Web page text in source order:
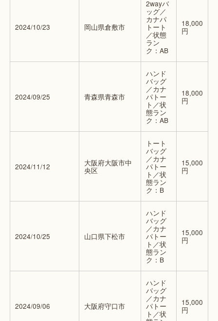
2024/10/23 岡山県倉敷市
2wayバ
ッグ／
カナパ
トート
／状態
ラン
ク：AB
18,000
円
2024/09/25 青森県青森市
ハンド
バッグ
／カナ
パトー
ト／状
態ラン
ク：AB
18,000
円
2024/11/12
大阪府大阪市中
央区
トート
バッグ
／カナ
パトー
ト／状
態ラン
ク：B
15,000
円
2024/10/25 山口県下松市
ハンド
バッグ
／カナ
パトー
ト／状
態ラン
ク：B
15,000
円
2024/09/06 大阪府守口市
ハンド
バッグ
／カナ
パトー
ト／状
15,000
円